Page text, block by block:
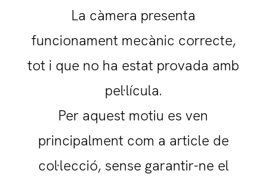
La càmera presenta
funcionament mecànic correcte,
tot i que no ha estat provada amb
pel·lícula.
Per aquest motiu es ven
principalment com a article de
col·lecció, sense garantir-ne el